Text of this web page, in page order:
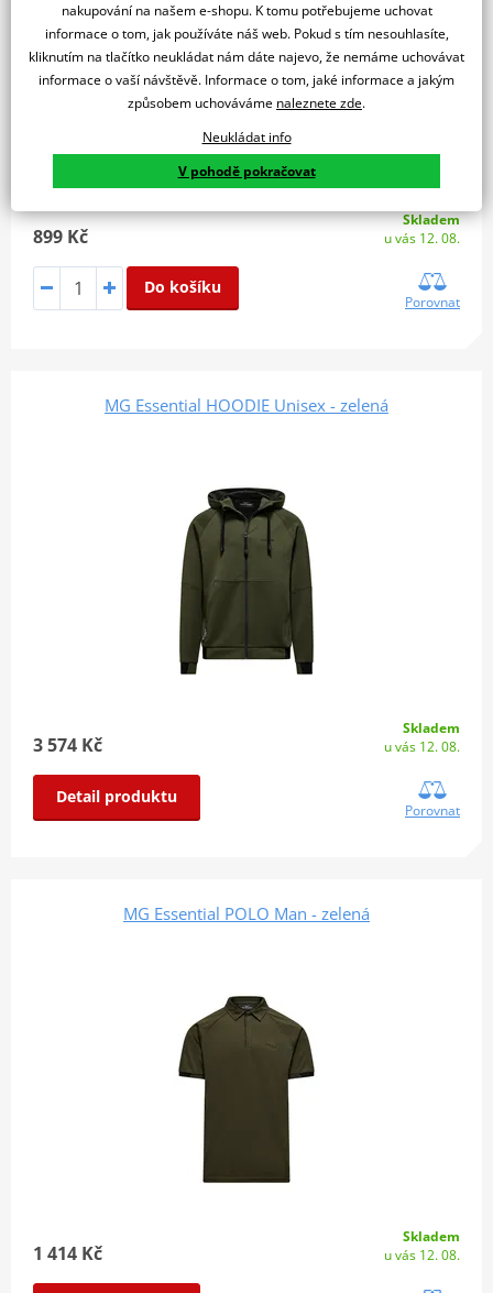
899 Kč
Skladem
u vás 12. 08.
Do košíku
Porovnat
MG Essential HOODIE Unisex - zelená
3 574 Kč
Skladem
u vás 12. 08.
Detail produktu
Porovnat
MG Essential POLO Man - zelená
1 414 Kč
Skladem
u vás 12. 08.
nakupování na našem e-shopu. K tomu potřebujeme uchovat
informace o tom, jak používáte náš web. Pokud s tím nesouhlasíte,
kliknutím na tlačítko neukládat nám dáte najevo, že nemáme uchovávat
informace o vaší návštěvě. Informace o tom, jaké informace a jakým
způsobem uchováváme naleznete zde.
Neukládat info
V pohodě pokračovat